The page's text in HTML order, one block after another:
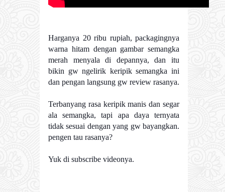
Harganya 20 ribu rupiah, packagingnya
warna hitam dengan gambar semangka
merah menyala di depannya, dan itu
bikin gw ngelirik keripik semangka ini
dan pengan langsung gw review rasanya.
Terbanyang rasa keripik manis dan segar
ala semangka, tapi apa daya ternyata
tidak sesuai dengan yang gw bayangkan.
pengen tau rasanya?
Yuk di subscribe videonya.